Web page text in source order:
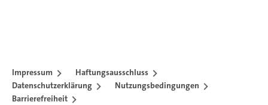
Impressum
Haftungsausschluss
Datenschutzerklärung
Nutzungsbedingungen
Barrierefreiheit